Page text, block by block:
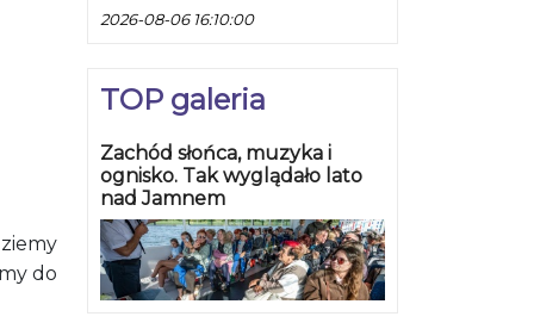
do
2026-08-06 16:10:00
TOP galeria
Zachód słońca, muzyka i
ognisko. Tak wyglądało lato
nad Jamnem